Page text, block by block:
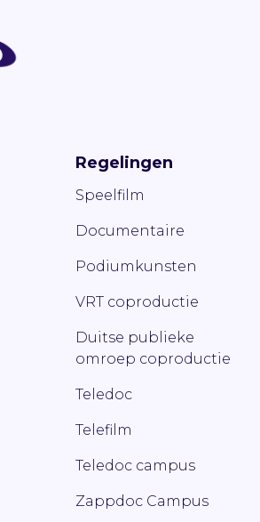
Regelingen
Speelfilm
Documentaire
Podiumkunsten
VRT coproductie
Duitse publieke
omroep coproductie
Teledoc
Telefilm
Teledoc campus
Zappdoc Campus